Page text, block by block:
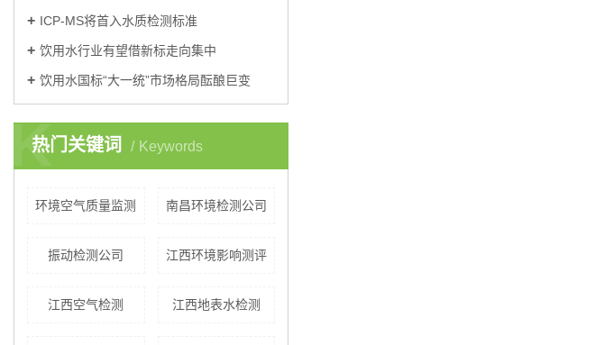
ICP-MS将首入水质检测标准
饮用水行业有望借新标走向集中
饮用水国标“大一统”市场格局酝酿巨变
热门关键词 Keywords
K
环境空气质量监测 南昌环境检测公司
振动检测公司 江西环境影响测评
江西空气检测 江西地表水检测